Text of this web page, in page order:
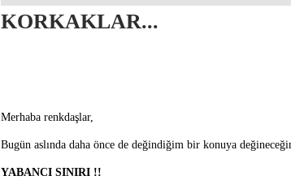
KORKAKLAR...
Merhaba renkdaşlar,
Bugün aslında daha önce de değindiğim bir konuya
YABANCI SINIRI !!